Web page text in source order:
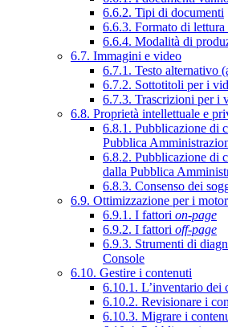
6.6.2. Tipi di documenti
6.6.3. Formato di
6.6.4. Modalità di
6.7. Immagini e video
6.7.1. Testo alternativo
6.7.2. Sottotitoli per i
6.7.3. Trascrizioni per i
6.8. Proprietà intellettuale e
6.8.1. Pubblicazione di
Pubblica
6.8.2. Pubblicazione di
dalla Pubblica
6.8.3. Consenso dei
6.9. Ottimizzazione per i
6.9.1. I fattori on-page
6.9.2. I fattori off-page
6.9.3. Strumenti di
Console
6.10. Gestire i contenuti
6.10.1. L’inventario dei
6.10.2. Revisionare i
6.10.3. Migrare i